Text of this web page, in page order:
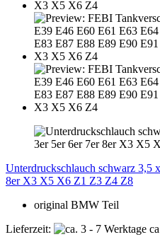
Unterdruckschlauch schwarz 3,5
8er X3 X5 X6 Z1 Z3 Z4 Z8
original BMW Teil
Lieferzeit: